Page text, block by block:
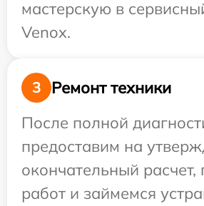
мастерскую в
Venox.
3
Ремонт техники
После полной
предоставим на
окончательный расчет,
работ и займемся